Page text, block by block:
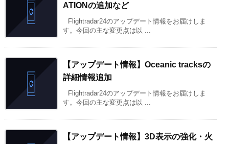
ATIONの追加など
Flightradar24のアップデート情報をお届けしま
す。今回の主な変更点は以 ...
【アップデート情報】Oceanic tracksの
詳細情報追加
Flightradar24のアップデート情報をお届けしま
す。今回の主な変更点は以 ...
【アップデート情報】3D表示の強化・火